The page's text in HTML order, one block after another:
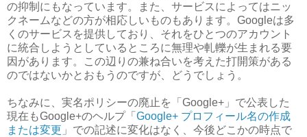
の抑制にもなっています。また、サービスによってはニッ
クネームなどの方が相応しいものもあります。Googleは多
くのサービスを提供しており、それをひとつのアカウント
に統合しようとしているところに無理や軋轢が生まれる要
因があります。この辺りの兼ね合いを考えた打開策がある
のではないかとおもうのですが、どうでしょう。
ちなみに、実名ポリシーの廃止を「Google+」で公表した
現在もGoogle+のヘルプ「 Google+ プロフィール名の作成
または変更 」での記述に変化はなく、今後どこかの時点で